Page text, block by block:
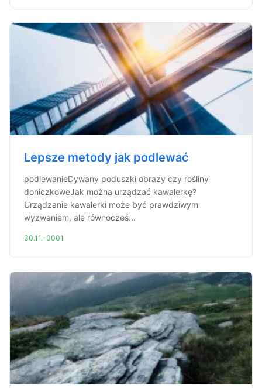
Lepsze metody jak podlewać
podlewanieDywany poduszki obrazy czy rośliny
doniczkoweJak można urządzać kawalerkę?
Urządzanie kawalerki może być prawdziwym
wyzwaniem, ale równocześ...
30.11.-0001